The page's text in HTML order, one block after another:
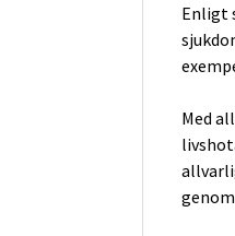
Enligt
Med